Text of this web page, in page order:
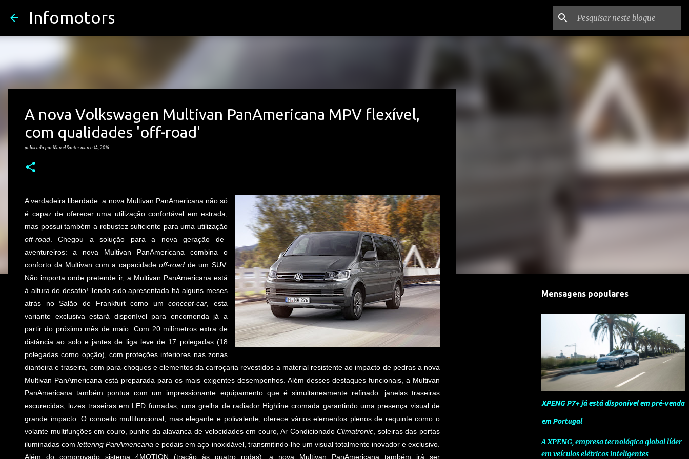
Infomotors
A nova Volkswagen Multivan PanAmericana MPV flexível,
com qualidades 'off-road'
publicada porMarcel Santos março 14, 2016
A verdadeira liberdade: a nova Multivan PanAmericana não só
é capaz de oferecer uma utilização confortável em estrada,
mas possui também a robustez suficiente para uma utilização
off-road . Chegou a solução para a nova geração de
aventureiros: a nova Multivan PanAmericana combina o
conforto da Multivan com a capacidadeoff-road de um SUV.
Não importa onde pretende ir, a Multivan PanAmericana está
à altura do desafio! Tendo sido apresentada há alguns meses
atrás no Salão de Frankfurt como umconcept-car , esta
variante exclusiva estará disponível para encomenda já a
partir do próximo mês de maio. Com 20 milímetros extra de
distância ao solo e jantes de liga leve de 17 polegadas (18
polegadas como opção), com proteções inferiores nas zonas
dianteira e traseira, com para-choques e elementos da carroçaria revestidos a material resistente ao impacto de pedras a nova
Multivan PanAmericana está preparada para os mais exigentes desempenhos. Além desses destaques funcionais, a Multivan
PanAmericana também pontua com um impressionante equipamento que é simultaneamente refinado: janelas traseiras
escurecidas, luzes traseiras em LED fumadas, uma grelha de radiador Highline cromada garantindo uma presença visual de
grande impacto. O conceito multifuncional, mas elegante e polivalente, oferece vários elementos plenos de requinte como o
volante multifunções em couro, punho da alavanca de velocidades em couro, Ar CondicionadoClimatronic , soleiras das portas
iluminadas comlettering PanAmericana e pedais em aço inoxidável, transmitindo-lhe um visual totalmente inovador e exclusivo.
Além do comprovado sistema 4MOTION (tração às quatro rodas), a nova Multivan PanAmericana também irá ser
Mensagens populares
XPENG P7+ já está disponível em pré-venda
em Portugal
A XPENG, empresa tecnológica global líder
em veículos elétricos inteligentes